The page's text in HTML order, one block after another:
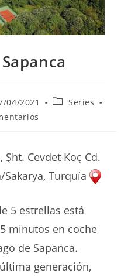
04/2021
Categoría
Series
Şht. Cevdet Koç Cd.
Sakarya, Turquía
5 estrellas está
minutos en coche
de Sapanca.
generación,